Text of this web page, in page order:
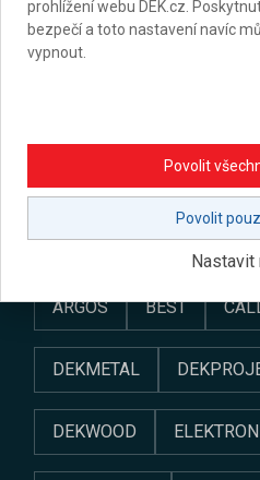
přímo u zvolené skladby.
Partneři programu
ARGOS BEST
DEKMETAL
DEKWOOD
prohlížení webu DEK.cz.
bezpečí a toto nastavení navíc
vypnout.
Povolit
Povolit
Nastavit